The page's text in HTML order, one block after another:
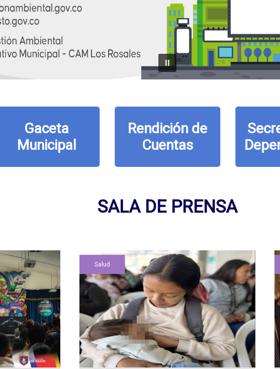
Gaceta
Municipal
Rendición de
Cuentas
SALA DE PRENSA
Salud